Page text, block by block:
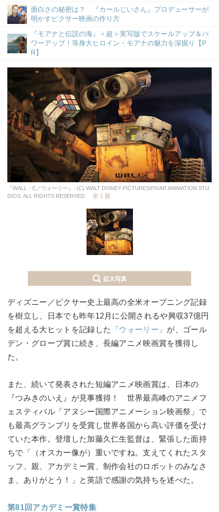
面白さの秘密は？ 『カールじいさん』プロデューサーが
明かすピクサー映画の作り方
『モアナと伝説の海』＜超＞実写版でスケールアップ＆パ
ワーアップ！等身大ヒロイン・モアナの魅力を深掘り【P
R】
『WALL・E／ウォーリー』 -(C) WALT DISNEY PICTURES/PIXAR ANIMATION STU
DIOS. ALL RIGHTS RESERVED.
全 1 枚
拡大写真
ディズニー／ピクサー史上最高の全米オープニング記録
を樹立し、日本でも昨年12月に公開されるや興収37億円
を超える大ヒットを記録した
『ウォーリー』 が、ゴール
デン・グローブ賞に続き、長編アニメ映画賞を獲得し
た。
また、続いて発表された短編アニメ映画賞は、日本の
『つみきのいえ』が見事獲得！ 世界最高峰のアニメフ
ェスティバル「アヌシー国際アニメーション映画祭」で
も最高グランプリを受賞し世界各国から高い評価を受け
ていた本作。登壇した加藤久仁生監督は、緊張した面持
ちで「（オスカー像が）重いですね。支えてくれたスタ
ッフ、親、アカデミー賞、制作会社のロボットのみなさ
ま、ありがとう！」と英語で感謝の気持ちを述べた。
第81回アカデミー賞特集